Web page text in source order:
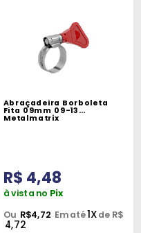
Abraçadeira Borboleta
Fita 09mm 09-13
Metalmatrix
R$ 4,48
à vista no Pix
Ou R$4,72 Em até1Xde R$
4,72